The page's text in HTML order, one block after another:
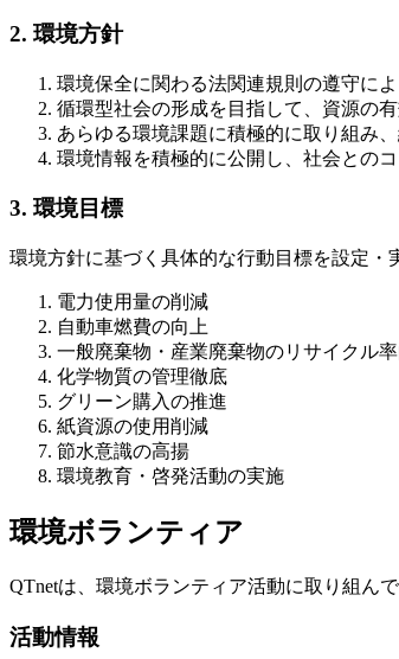
2. 環境方針
環境保全に関わる法関連規則の遵守に
循環型社会の形成を目指して、資源の
あらゆる環境課題に積極的に取り組み
環境情報を積極的に公開し、社会との
3. 環境目標
環境方針に基づく具体的な行動目標を設定・
電力使用量の削減
自動車燃費の向上
一般廃棄物・産業廃棄物のリサイクル
化学物質の管理徹底
グリーン購入の推進
紙資源の使用削減
節水意識の高揚
環境教育・啓発活動の実施
環境ボランティア
QTnetは、環境ボランティア活動に取り組んで
活動情報